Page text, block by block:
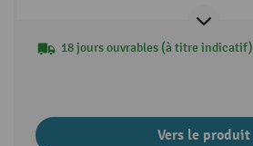
18 jours ouvrables (à titre indicatif)
Vers le produit